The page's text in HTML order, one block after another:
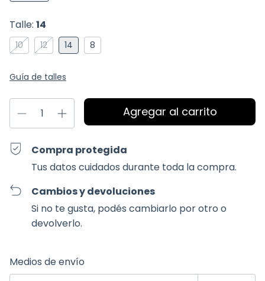
Talle: 14
10 12 14 8
Guía de talles
Compra protegida
Tus datos cuidados durante toda la compra.
Cambios y devoluciones
Si no te gusta, podés cambiarlo por otro o
devolverlo.
Entregas para el CP:
Medios de envío